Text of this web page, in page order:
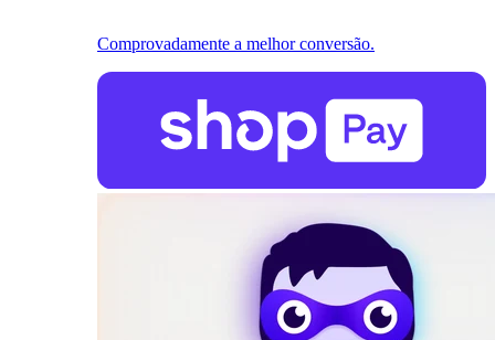
Comprovadamente a melhor conversão.